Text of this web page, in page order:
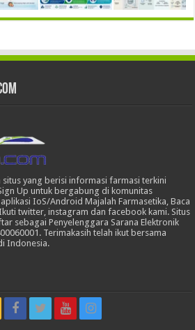
situs yang berisi informasi farmasi terkini
Up untuk bergabung di komunitas
IoS/Android Majalah Farmasetika, Baca
twitter, instagram dan facebook kami. Situs
sebagai Penyelenggara Sarana Elektronik
Terimakasih telah ikut bersama
Indonesia.